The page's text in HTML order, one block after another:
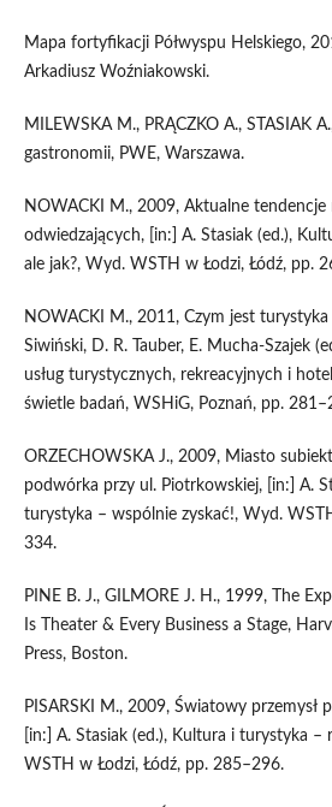
Mapa fortyfikacji Półwyspu Helskiego,
Arkadiusz Woźniakowski.
MILEWSKA M., PRĄCZKO A., STASIAK
gastronomii, PWE, Warszawa.
NOWACKI M., 2009, Aktualne
odwiedzających, [in:] A. Stasiak (ed.),
ale jak?, Wyd. WSTH w Łodzi, Łódź, pp.
NOWACKI M., 2011, Czym jest
Siwiński, D. R. Tauber, E. Mucha-Szajek
usług turystycznych, rekreacyjnych i
świetle badań, WSHiG, Poznań, pp.
ORZECHOWSKA J., 2009, Miasto
podwórka przy ul. Piotrkowskiej, [in:] A.
turystyka – wspólnie zyskać!, Wyd.
334.
PINE B. J., GILMORE J. H., 1999, The
Is Theater & Every Business a Stage,
Press, Boston.
PISARSKI M., 2009, Światowy przemysł
[in:] A. Stasiak (ed.), Kultura i turystyka –
WSTH w Łodzi, Łódź, pp. 285–296.